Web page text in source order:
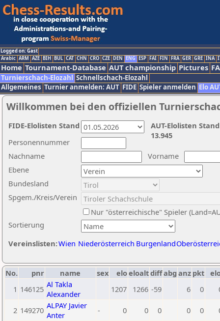
Logged on: Gast
Arabic ARM AZE BIH BUL CAT CHN CRO CZE DEN ENG ESP FAI FIN FRA GER GRE INA
Home Tournament-Database AUT championship Pictures
Turnierschach-Elozahl Schnellschach-Elozahl
Allgemeines Turnier anmelden: AUT FIDE Spieler anmelden Elo
Willkommen bei den offiziellen
Nachname
Vorname
Ebene
Sortierung
Personennummer
Bundesland
Spgem./Kreis/Verein
Nur "österreichische" Spieler
Vereinslisten:Wien Niederösterreich Burgenland
AUT-Elolisten
13.945
FIDE-Elolisten Stand
No. pnr name sex eloeloaltdiffabg anz pkt
1 146125 Al Takla
Alexander
1207 1266 -59 6 0
2 149270 ALPAY Javier
Anter
- 0 0 0 0 0